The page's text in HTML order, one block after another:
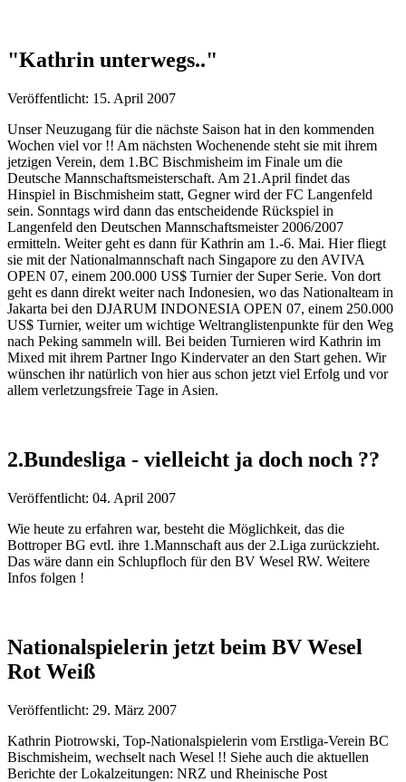
"Kathrin unterwegs.."
Veröffentlicht: 15. April 2007
Unser Neuzugang für die nächste Saison hat in den kommenden
Wochen viel vor !! Am nächsten Wochenende steht sie mit ihrem
jetzigen Verein, dem 1.BC Bischmisheim im Finale um die
Deutsche Mannschaftsmeisterschaft. Am 21.April findet das
Hinspiel in Bischmisheim statt, Gegner wird der FC Langenfeld
sein. Sonntags wird dann das entscheidende Rückspiel in
Langenfeld den Deutschen Mannschaftsmeister 2006/2007
ermitteln. Weiter geht es dann für Kathrin am 1.-6. Mai. Hier fliegt
sie mit der Nationalmannschaft nach Singapore zu den AVIVA
OPEN 07, einem 200.000 US$ Turnier der Super Serie. Von dort
geht es dann direkt weiter nach Indonesien, wo das Nationalteam in
Jakarta bei den DJARUM INDONESIA OPEN 07, einem 250.000
US$ Turnier, weiter um wichtige Weltranglistenpunkte für den Weg
nach Peking sammeln will. Bei beiden Turnieren wird Kathrin im
Mixed mit ihrem Partner Ingo Kindervater an den Start gehen. Wir
wünschen ihr natürlich von hier aus schon jetzt viel Erfolg und vor
allem verletzungsfreie Tage in Asien.
2.Bundesliga - vielleicht ja doch noch ??
Veröffentlicht: 04. April 2007
Wie heute zu erfahren war, besteht die Möglichkeit, das die
Bottroper BG evtl. ihre 1.Mannschaft aus der 2.Liga zurückzieht.
Das wäre dann ein Schlupfloch für den BV Wesel RW. Weitere
Infos folgen !
Nationalspielerin jetzt beim BV Wesel
Rot Weiß
Veröffentlicht: 29. März 2007
Kathrin Piotrowski, Top-Nationalspielerin vom Erstliga-Verein BC
Bischmisheim, wechselt nach Wesel !! Siehe auch die aktuellen
Berichte der Lokalzeitungen: NRZ und Rheinische Post